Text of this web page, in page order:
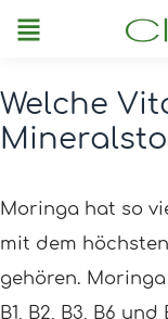
Menu
Welche
Moringa hat so
mit dem
gehören.
B1, B2, B3, B6
Post
navigation